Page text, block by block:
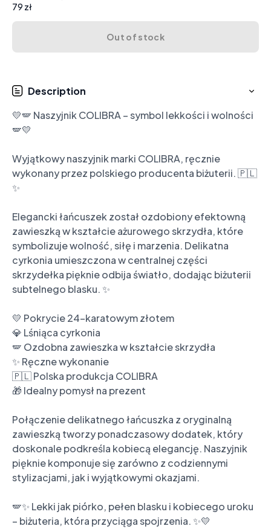
79 zł
Out of stock
Description
💛🪽 Naszyjnik COLIBRA – symbol lekkości i wolności
🪽💛
Wyjątkowy naszyjnik marki COLIBRA, ręcznie
wykonany przez polskiego producenta biżuterii. 🇵🇱
✨
Elegancki łańcuszek został ozdobiony efektowną
zawieszką w kształcie ażurowego skrzydła, które
symbolizuje wolność, siłę i marzenia. Delikatna
cyrkonia umieszczona w centralnej części
skrzydełka pięknie odbija światło, dodając biżuterii
subtelnego blasku. ✨
💛 Pokrycie 24-karatowym złotem
💎 Lśniąca cyrkonia
🪽 Ozdobna zawieszka w kształcie skrzydła
✨ Ręczne wykonanie
🇵🇱 Polska produkcja COLIBRA
🎁 Idealny pomysł na prezent
Połączenie delikatnego łańcuszka z oryginalną
zawieszką tworzy ponadczasowy dodatek, który
doskonale podkreśla kobiecą elegancję. Naszyjnik
pięknie komponuje się zarówno z codziennymi
stylizacjami, jak i wyjątkowymi okazjami.
🪽✨ Lekki jak piórko, pełen blasku i kobiecego uroku
– biżuteria, która przyciąga spojrzenia. ✨💛